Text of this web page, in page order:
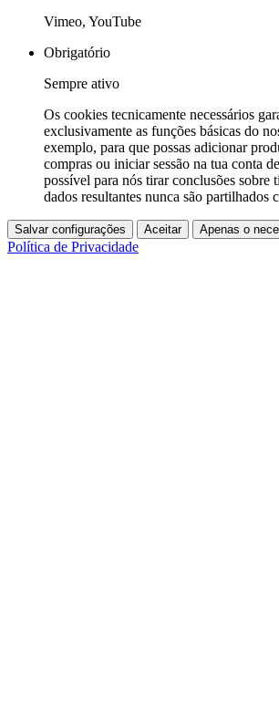
Vimeo, YouTube
Obrigatório
Sempre ativo
Os cookies tecnicamente necessários
exclusivamente as funções básicas do
exemplo, para que possas adicionar
compras ou iniciar sessão na tua conta
possível para nós tirar conclusões sobre
dados resultantes nunca são partilhados
Salvar configurações Aceitar Apenas o
Política de Privacidade